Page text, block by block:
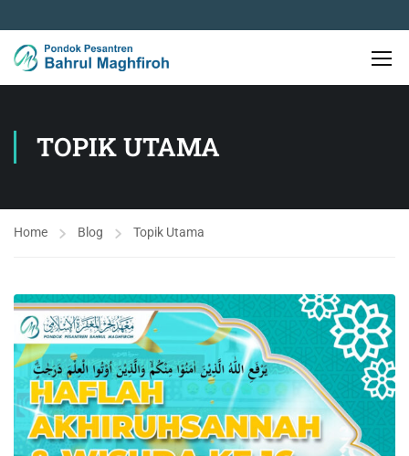
TOPIK UTAMA
Home Blog Topik Utama